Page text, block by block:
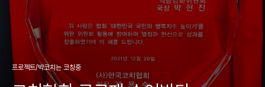
프로젝트/박코치는 코칭중